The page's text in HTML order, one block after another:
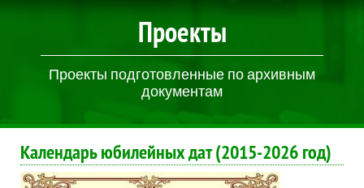
Проекты
Проекты подготовленные по архивным
документам
Календарь юбилейных дат (2015-2026 год)